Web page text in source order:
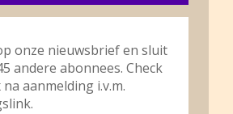
onze nieuwsbrief en sluit
andere abonnees. Check
aanmelding i.v.m.